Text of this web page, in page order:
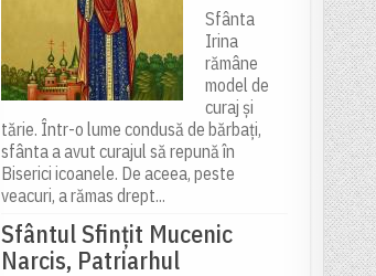
Sfânta
Irina
rămâne
model de
curaj și
tărie. Într-o lume condusă de bărbați,
sfânta a avut curajul să repună în
Biserici icoanele. De aceea, peste
veacuri, a rămas drept...
Sfântul Sfinţit Mucenic
Narcis, Patriarhul